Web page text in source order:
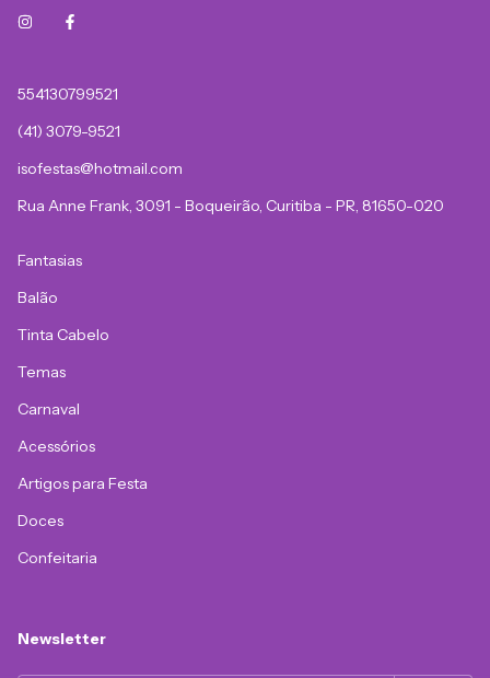
554130799521
(41) 3079-9521
isofestas@hotmail.com
Rua Anne Frank, 3091 - Boqueirão, Curitiba - PR, 81650-020
Fantasias
Balão
Tinta Cabelo
Temas
Carnaval
Acessórios
Artigos para Festa
Doces
Confeitaria
Newsletter